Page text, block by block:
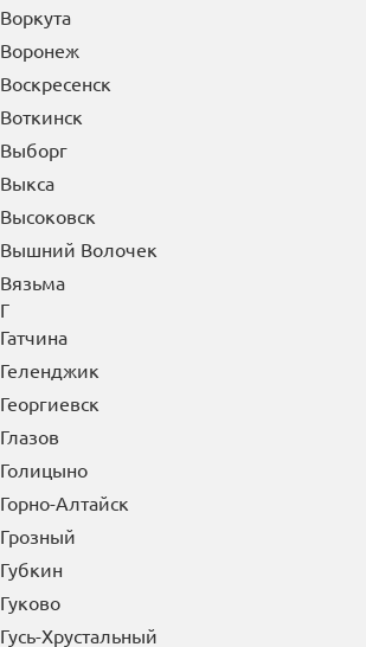
Воркута
Воронеж
Воскресенск
Воткинск
Выборг
Выкса
Высоковск
Вышний Волочек
Вязьма
Г
Гатчина
Геленджик
Георгиевск
Глазов
Голицыно
Горно-Алтайск
Грозный
Губкин
Гуково
Гусь-Хрустальный